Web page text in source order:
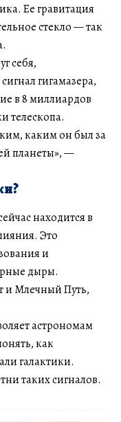
Ее гравитация
стекло — так
себя,
гигамазера,
в 8 миллиардов
телескопа.
каким он был за
планеты», —
находится в
Это
и
дыры.
и Млечный Путь,
астрономам
как
галактики.
таких сигналов.